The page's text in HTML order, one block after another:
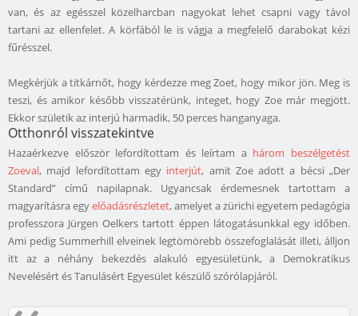
van, és az egésszel közelharcban nagyokat lehet csapni vagy távol
tartani az ellenfelet. A körfából le is vágja a megfelelő darabokat kézi
fűrésszel.
Megkérjük a titkárnőt, hogy kérdezze meg Zoet, hogy mikor jön. Meg is
teszi, és amikor később visszatérünk, integet, hogy Zoe már megjött.
Ekkor születik az interjú harmadik, 50 perces hanganyaga.
Otthonról visszatekintve
Hazaérkezve először lefordítottam és leírtam a három beszélgetést
Zoeval, majd lefordítottam egy interjút, amit Zoe adott a bécsi „Der
Standard” című napilapnak. Ugyancsak érdemesnek tartottam a
magyarításra egyelőadásrészletet, amelyet a zürichi egyetem pedagógia
professzora Jürgen Oelkers tartott éppen látogatásunkkal egy időben.
Ami pedig Summerhill elveinek legtömörebb összefoglalását illeti, álljon
itt az a néhány bekezdés alakuló egyesületünk, a Demokratikus
Nevelésért és Tanulásért Egyesület készülő szórólapjáról.